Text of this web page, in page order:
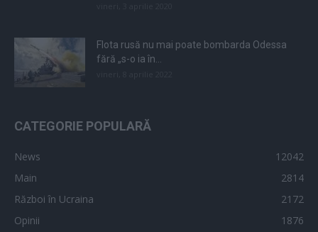
Flota rusă nu mai poate bombarda Odessa
fără „s-o ia în...
CATEGORIE POPULARĂ
News
12042
Main
2814
Război în Ucraina
2172
Opinii
1876